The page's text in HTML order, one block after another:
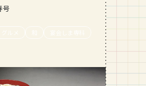
山寺の階段はきつい？階
間をご紹介！
めパン屋さん【26選】地
ンキングBEST５付き！
号
グルメ 和
宴会しま専科